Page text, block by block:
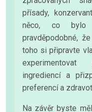
přísady,
něco, co bylo
pravděpodobné,
toho si připravte
ingrediencí a
preferencí a
Na závěr byste